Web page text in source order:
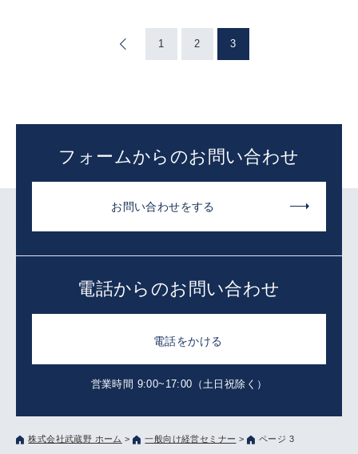
1 2 3
フォームからのお問い合わせ
お問い合わせをする
電話からのお問い合わせ
電話をかける
営業時間 9:00~17:00（土日祝除く）
株式会社武蔵野 ホーム > 一般向け経営セミナー > ページ 3